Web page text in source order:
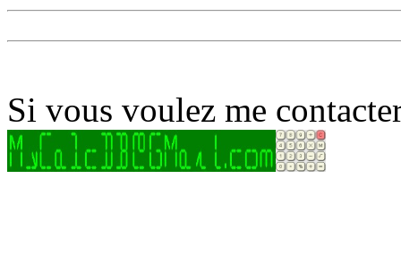
Si vous voulez me